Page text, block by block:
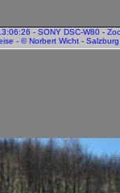
- SONY DSC-W80 -
- © Norbert Wicht - Salzburg